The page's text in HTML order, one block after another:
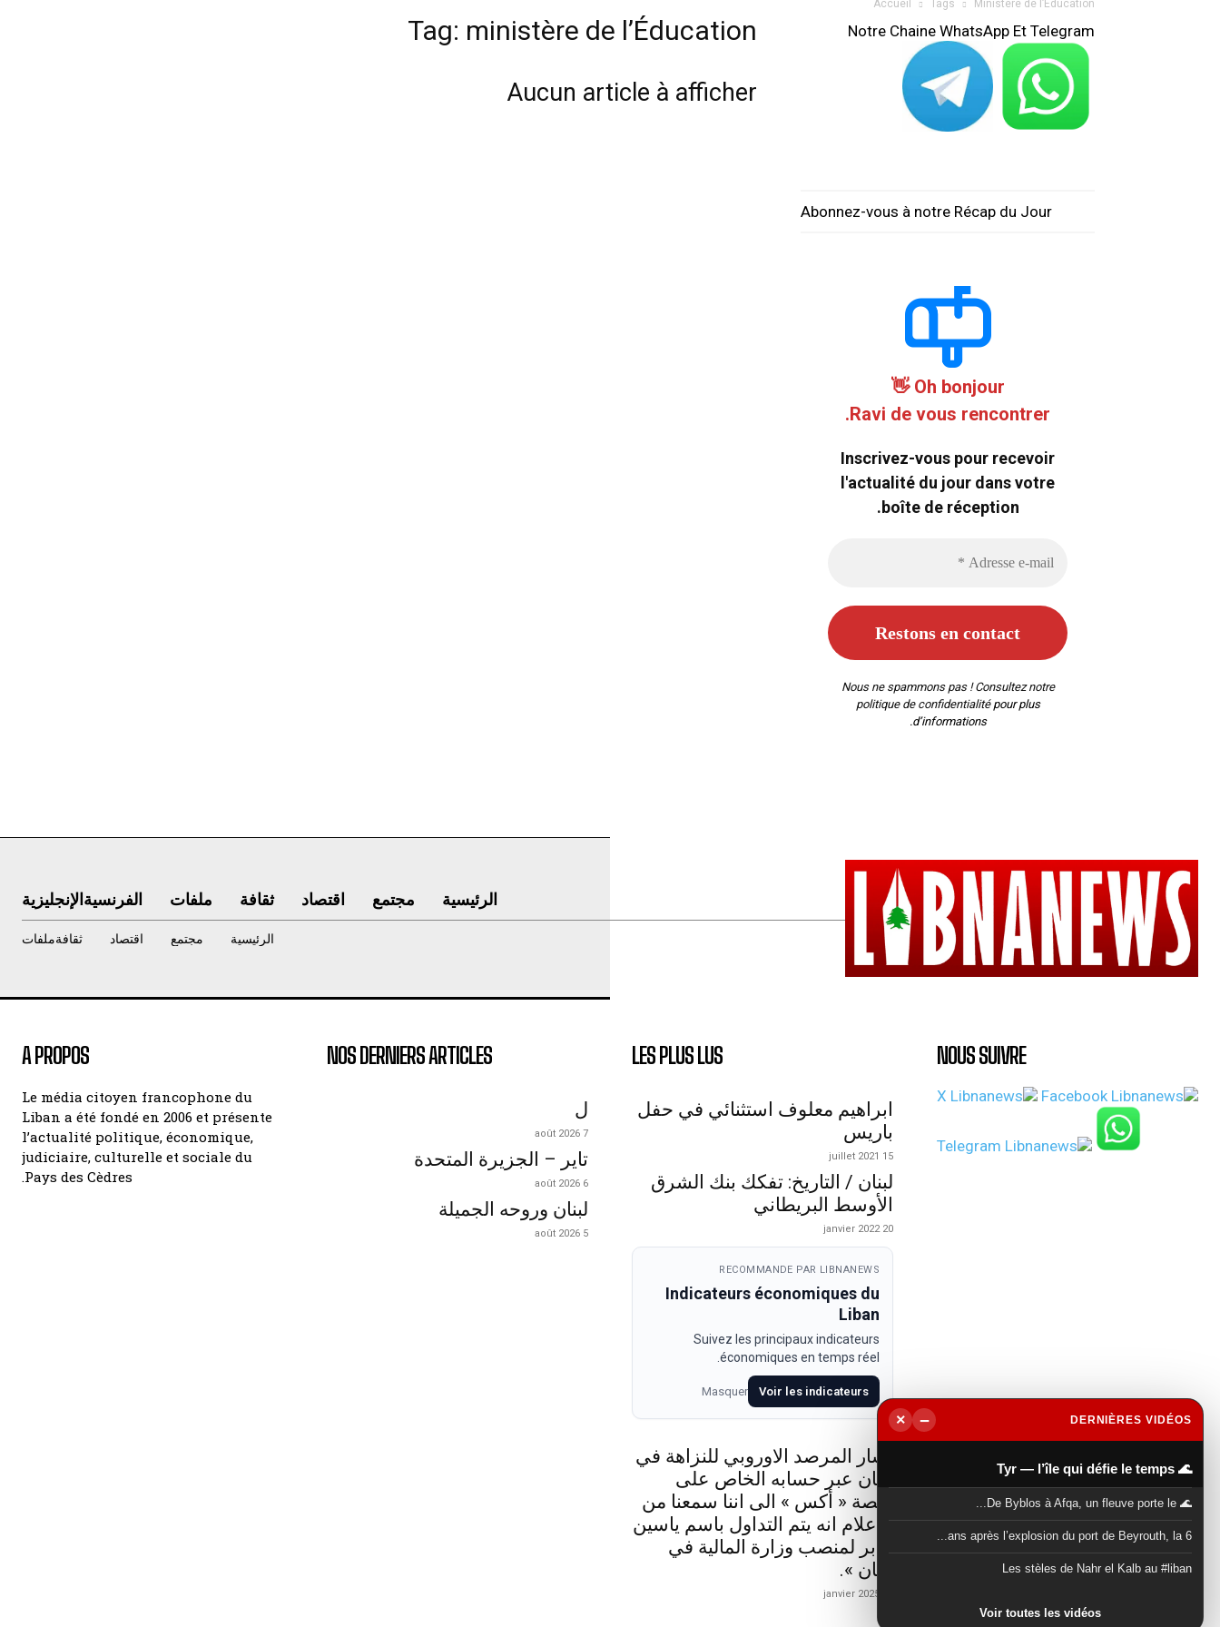
Accueil Tags Ministère de l’Éducation
Tag: ministère de l’Éducation
Aucun article à afficher
Notre Chaine WhatsApp Et Telegram
Abonnez-vous à notre Récap du Jour
Oh bonjour 👋
Ravi de vous rencontrer.
Inscrivez-vous pour recevoir
l'actualité du jour dans votre
boîte de réception.
Nous ne spammons pas ! Consultez notre
politique de confidentialitépour plus
d’informations.
الرئيسية مجتمع اقتصاد ثقافة ملفات الفرنسيةالإنجليزية
الرئيسية مجتمع اقتصاد ثقافةملفات
A PROPOS
Le média citoyen francophone du
Liban a été fondé en 2006 et présente
l’actualité politique, économique,
judiciaire, culturelle et sociale du
Pays des Cèdres.
NOS DERNIERS ARTICLES
ل
7 août 2026
تاير – الجزيرة المتحدة
6 août 2026
لبنان وروحه الجميلة
5 août 2026
LES PLUS LUS
ابراهيم معلوف استثنائي في حفل
باريس
15 juillet 2021
لبنان / التاريخ: تفكك بنك الشرق
الأوسط البريطاني
20 janvier 2022
RECOMMANDE PAR LIBNANEWS
Indicateurs économiques du
Liban
Suivez les principaux indicateurs
économiques en temps réel.
Voir les indicateurs
Masquer
أشار المرصد الاوروبي للنزاهة في
لبنان عبر حسابه الخاص على
منصة « أكس » الى اننا سمعنا من
الاعلام انه يتم التداول باسم ياسين
جابر لمنصب وزارة المالية في
لبنان ».
NOUS SUIVRE
DERNIÈRES VIDÉOS
−
×
🌊 Tyr — l’île qui défie le temps
🌊 De Byblos à Afqa, un fleuve porte le...
6 ans après l’explosion du port de Beyrouth, la...
Les stèles de Nahr el Kalb au #liban
Voir toutes les vidéos